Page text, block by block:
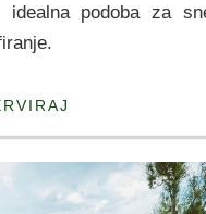
idealna podoba za